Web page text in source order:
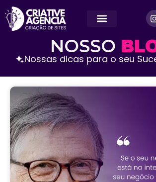
NOSSO
Nossas dicas para o seu